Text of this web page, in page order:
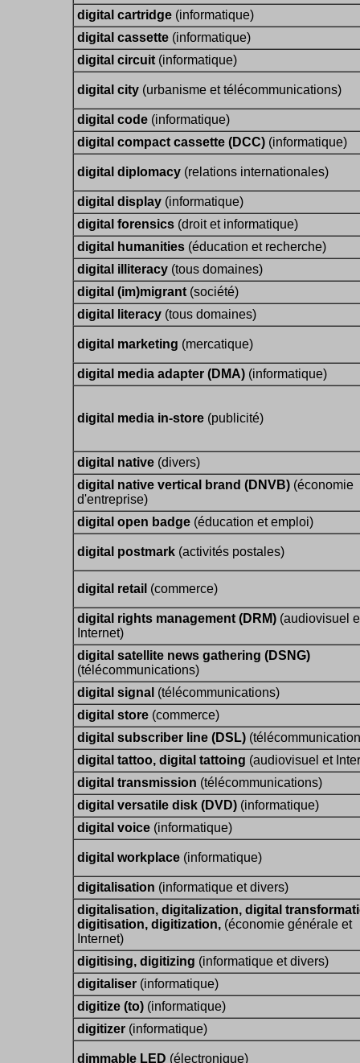
digital cartridge (informatique)
digital cassette (informatique)
digital circuit (informatique)
digital city (urbanisme et télécommunications)
digital code (informatique)
digital compact cassette (DCC) (informatique)
digital diplomacy (relations internationales)
digital display (informatique)
digital forensics (droit et informatique)
digital humanities (éducation et recherche)
digital illiteracy (tous domaines)
digital (im)migrant (société)
digital literacy (tous domaines)
digital marketing (mercatique)
digital media adapter (DMA) (informatique)
digital media in-store (publicité)
digital native (divers)
digital native vertical brand (DNVB) (économie
d'entreprise)
digital open badge (éducation et emploi)
digital postmark (activités postales)
digital retail (commerce)
digital rights management (DRM) (audiovisuel
Internet)
digital satellite news gathering (DSNG)
(télécommunications)
digital signal (télécommunications)
digital store (commerce)
digital subscriber line (DSL)
digital tattoo, digital tattoing (audiovisuel et
digital transmission (télécommunications)
digital versatile disk (DVD) (informatique)
digital voice (informatique)
digital workplace (informatique)
digitalisation (informatique et divers)
digitalisation, digitalization, digital
digitisation, digitization, (économie générale et
Internet)
digitising, digitizing (informatique et divers)
digitaliser (informatique)
digitize (to) (informatique)
digitizer (informatique)
dimmable LED (électronique)